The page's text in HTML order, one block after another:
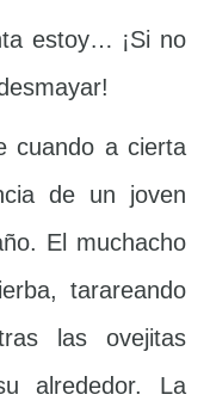
estoy… ¡Si no
cuando a cierta
de un joven
El muchacho
tarareando
las ovejitas
alrededor. La